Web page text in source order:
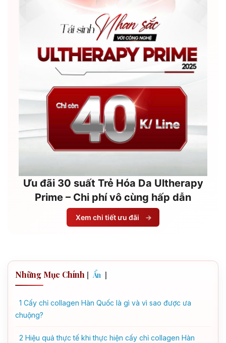
Ưu đãi 30 suất Trẻ Hóa Da Ultherapy
Prime – Chi phí vô cùng hấp dẫn
Xem chi tiết ưu đãi →
Những Mục Chính [ Ẩn ]
1 Cấy chỉ collagen Hàn Quốc là gì và vì sao được ưa
chuộng?
2 Hiệu quả thực tế khi thực hiện cấy chỉ collagen Hàn